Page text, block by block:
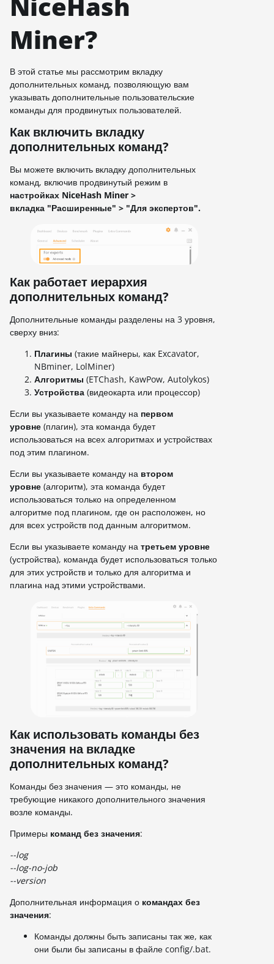
Miner?
В этой статье мы рассмотрим вкладку
дополнительных команд, позволяющую вам
указывать дополнительные пользовательские
команды для продвинутых пользователей.
Как включить вкладку
дополнительных команд?
Вы можете включить вкладку дополнительных
команд, включив продвинутый режим в
настройках NiceHash Miner >
вкладка "Расширенные" > "Для экспертов".
Как работает иерархия
дополнительных команд?
Дополнительные команды разделены на 3 уровня,
сверху вниз:
Плагины (такие майнеры, как Excavator,
NBminer, LolMiner)
Алгоритмы (ETChash, KawPow, Autolykos)
Устройства (видеокарта или процессор)
Если вы указываете команду на первом
уровне (плагин), эта команда будет
использоваться на всех алгоритмах и устройствах
под этим плагином.
Если вы указываете команду на втором
уровне (алгоритм), эта команда будет
использоваться только на определенном
алгоритме под плагином, где он расположен, но
для всех устройств под данным алгоритмом.
Если вы указываете команду на третьем уровне
(устройства), команда будет использоваться только
для этих устройств и только для алгоритма и
плагина над этими устройствами.
Как использовать команды без
значения на вкладке
дополнительных команд?
Команды без значения — это команды, не
требующие никакого дополнительного значения
возле команды.
Примеры команд без значения:
--log
--log-no-job
--version
Дополнительная информация о командах без
значения:
Команды должны быть записаны так же, как
они были бы записаны в файле config/.bat.